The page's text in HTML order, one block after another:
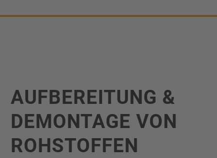
AUFBEREITUNG &
DEMONTAGE VON
ROHSTOFFEN